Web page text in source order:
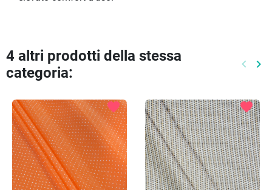
4 altri prodotti della stessa
categoria:
keyboard_arrow_left keyboard_arrow_right
favorite favorite